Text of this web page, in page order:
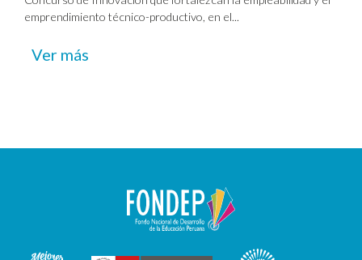
emprendimiento técnico-productivo, en el...
Ver más